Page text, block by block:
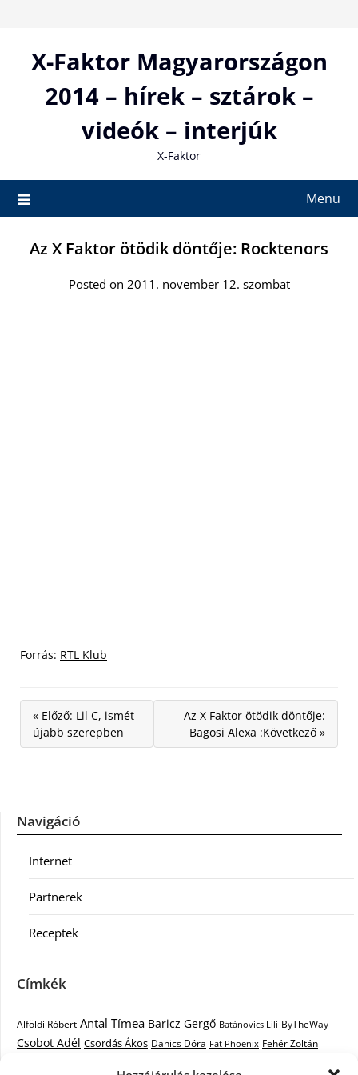
contentX-Faktor Magyarországon
2014 – hírek – sztárok –
videók – interjúk
X-Faktor
Menu
Az X Faktor ötödik döntője: Rocktenors
Posted on 2011. november 12. szombat
Forrás: RTL Klub
« Előző: Lil C, ismét
újabb szerepben
Az X Faktor ötödik döntője:
Bagosi Alexa :Következő »
Navigáció
Internet
Partnerek
Receptek
Címkék
Alföldi Róbert Antal Tímea Baricz Gergő Batánovics Lili ByTheWay
Csobot Adél Csordás Ákos Danics Dóra Fat Phoenix Fehér Zoltán